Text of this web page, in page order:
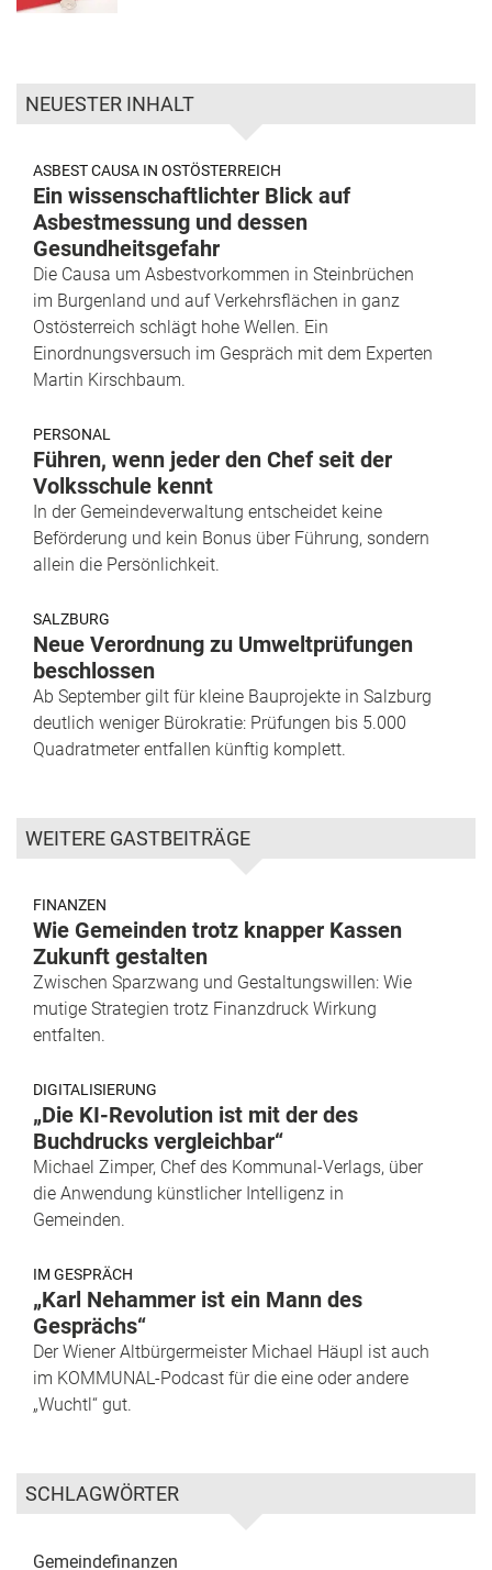
NEUESTER INHALT
ASBEST CAUSA IN OSTÖSTERREICH
Ein wissenschaftlichter Blick auf
Asbestmessung und dessen
Gesundheitsgefahr
Die Causa um Asbestvorkommen in Steinbrüchen
im Burgenland und auf Verkehrsflächen in ganz
Ostösterreich schlägt hohe Wellen. Ein
Einordnungsversuch im Gespräch mit dem Experten
Martin Kirschbaum.
PERSONAL
Führen, wenn jeder den Chef seit der
Volksschule kennt
In der Gemeindeverwaltung entscheidet keine
Beförderung und kein Bonus über Führung, sondern
allein die Persönlichkeit.
SALZBURG
Neue Verordnung zu Umweltprüfungen
beschlossen
Ab September gilt für kleine Bauprojekte in Salzburg
deutlich weniger Bürokratie: Prüfungen bis 5.000
Quadratmeter entfallen künftig komplett.
WEITERE GASTBEITRÄGE
FINANZEN
Wie Gemeinden trotz knapper Kassen
Zukunft gestalten
Zwischen Sparzwang und Gestaltungswillen: Wie
mutige Strategien trotz Finanzdruck Wirkung
entfalten.
DIGITALISIERUNG
„Die KI-Revolution ist mit der des
Buchdrucks vergleichbar“
Michael Zimper, Chef des Kommunal-Verlags, über
die Anwendung künstlicher Intelligenz in
Gemeinden.
IM GESPRÄCH
„Karl Nehammer ist ein Mann des
Gesprächs“
Der Wiener Altbürgermeister Michael Häupl ist auch
im KOMMUNAL-Podcast für die eine oder andere
„Wuchtl“ gut.
SCHLAGWÖRTER
Gemeindefinanzen